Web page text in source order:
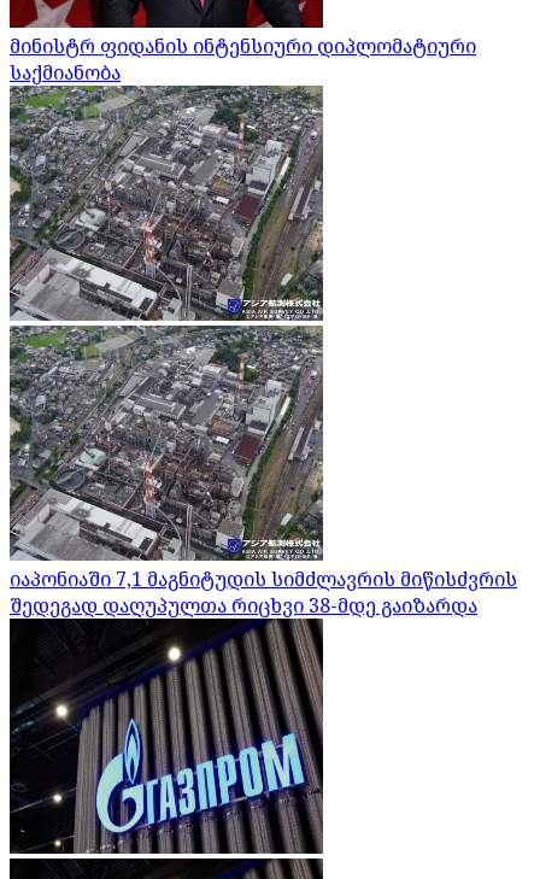
მინისტრ ფიდანის ინტენსიური დიპლომატიური
საქმიანობა
იაპონიაში 7,1 მაგნიტუდის სიმძლავრის მიწისძვრის
შედეგად დაღუპულთა რიცხვი 38-მდე გაიზარდა